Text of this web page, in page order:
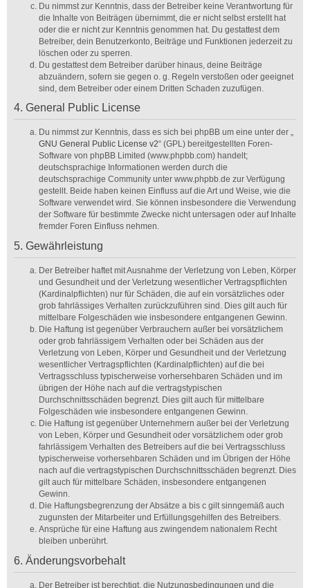
Du nimmst zur Kenntnis, dass der Betreiber keine Verantwortung für
die Inhalte von Beiträgen übernimmt, die er nicht selbst erstellt hat
oder die er nicht zur Kenntnis genommen hat. Du gestattest dem
Betreiber, dein Benutzerkonto, Beiträge und Funktionen jederzeit zu
löschen oder zu sperren.
Du gestattest dem Betreiber darüber hinaus, deine Beiträge
abzuändern, sofern sie gegen o. g. Regeln verstoßen oder geeignet
sind, dem Betreiber oder einem Dritten Schaden zuzufügen.
4. General Public License
Du nimmst zur Kenntnis, dass es sich bei phpBB um eine unter der „
GNU General Public License v2“ (GPL) bereitgestellten Foren-
Software von phpBB Limited (www.phpbb.com) handelt;
deutschsprachige Informationen werden durch die
deutschsprachige Community unter www.phpbb.de zur Verfügung
gestellt. Beide haben keinen Einfluss auf die Art und Weise, wie die
Software verwendet wird. Sie können insbesondere die Verwendung
der Software für bestimmte Zwecke nicht untersagen oder auf Inhalte
fremder Foren Einfluss nehmen.
5. Gewährleistung
Der Betreiber haftet mit Ausnahme der Verletzung von Leben, Körper
und Gesundheit und der Verletzung wesentlicher Vertragspflichten
(Kardinalpflichten) nur für Schäden, die auf ein vorsätzliches oder
grob fahrlässiges Verhalten zurückzuführen sind. Dies gilt auch für
mittelbare Folgeschäden wie insbesondere entgangenen Gewinn.
Die Haftung ist gegenüber Verbrauchern außer bei vorsätzlichem
oder grob fahrlässigem Verhalten oder bei Schäden aus der
Verletzung von Leben, Körper und Gesundheit und der Verletzung
wesentlicher Vertragspflichten (Kardinalpflichten) auf die bei
Vertragsschluss typischerweise vorhersehbaren Schäden und im
übrigen der Höhe nach auf die vertragstypischen
Durchschnittsschäden begrenzt. Dies gilt auch für mittelbare
Folgeschäden wie insbesondere entgangenen Gewinn.
Die Haftung ist gegenüber Unternehmern außer bei der Verletzung
von Leben, Körper und Gesundheit oder vorsätzlichem oder grob
fahrlässigem Verhalten des Betreibers auf die bei Vertragsschluss
typischerweise vorhersehbaren Schäden und im Übrigen der Höhe
nach auf die vertragstypischen Durchschnittsschäden begrenzt. Dies
gilt auch für mittelbare Schäden, insbesondere entgangenen
Gewinn.
Die Haftungsbegrenzung der Absätze a bis c gilt sinngemäß auch
zugunsten der Mitarbeiter und Erfüllungsgehilfen des Betreibers.
Ansprüche für eine Haftung aus zwingendem nationalem Recht
bleiben unberührt.
6. Änderungsvorbehalt
Der Betreiber ist berechtigt, die Nutzungsbedingungen und die